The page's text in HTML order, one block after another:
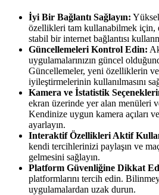
İyi Bir Bağlantı Sağlayın:
özellikleri tam kullanabilmek için,
stabil bir internet bağlantısı
Güncellemeleri Kontrol Edin:
uygulamalarınızın güncel
Güncellemeler, yeni özelliklerin
iyileştirmelerinin kullanılmasını
Kamera ve İstatistik
ekran üzerinde yer alan menüleri
Kendinize uygun kamera açıları
ayarlayın.
Interaktif Özellikleri Aktif
kendi tercihlerinizi paylaşın ve
gelmesini sağlayın.
Platform Güvenliğine Dikkat
platformlarını tercih edin.
uygulamalardan uzak durun.